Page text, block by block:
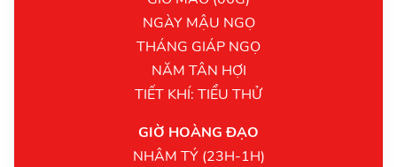
NGÀY MẬU NGỌ
THÁNG GIÁP NGỌ
NĂM TÂN HỢI
TIẾT KHÍ: TIỂU THỬ
GIỜ HOÀNG ĐẠO
NHÂM TÝ (23H-1H)